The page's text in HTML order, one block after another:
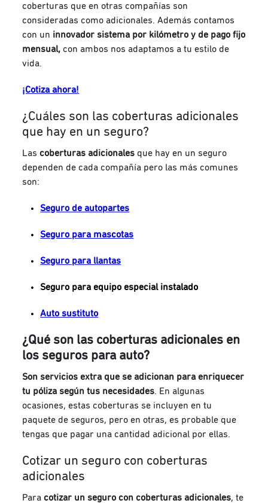
coberturas que en otras compañías son
consideradas como adicionales. Además contamos
con un innovador sistema por kilómetro y de pago fijo
mensual, con ambos nos adaptamos a tu estilo de
vida.
¡Cotiza ahora!
¿Cuáles son las coberturas adicionales
que hay en un seguro?
Lascoberturas adicionales que hay en un seguro
dependen de cada compañía pero las más comunes
son:
Seguro de autopartes
Seguro para mascotas
Seguro para llantas
Seguro para equipo especial instalado
Auto sustituto
¿Qué son las coberturas adicionales en
los seguros para auto?
Son servicios extra que se adicionan para enriquecer
tu póliza según tus necesidades. En algunas
ocasiones, estas coberturas se incluyen en tu
paquete de seguros, pero en otras, es probable que
tengas que pagar una cantidad adicional por ellas.
Cotizar un seguro con coberturas
adicionales
Paracotizar un seguro con coberturas adicionales, te